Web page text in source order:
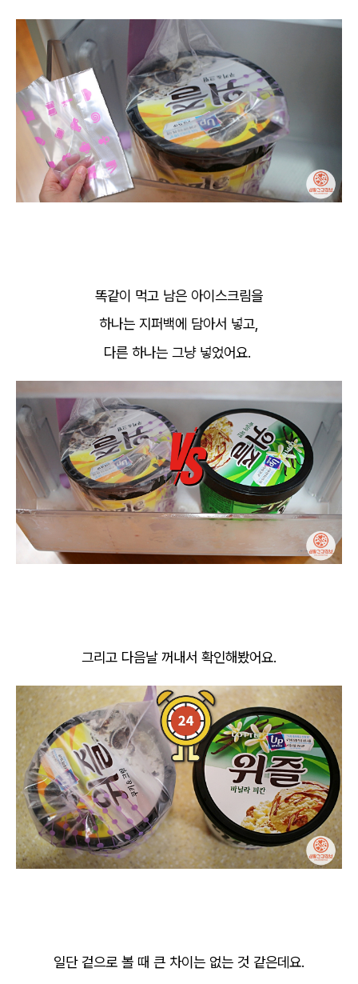
똑같이 먹고 남은 아이스크림을
하나는 지퍼백에 담아서 넣고,
다른 하나는 그냥 넣었어요.
그리고 다음날 꺼내서 확인해봤어요.
일단 겉으로 볼 때 큰 차이는 없는 것 같은데요.